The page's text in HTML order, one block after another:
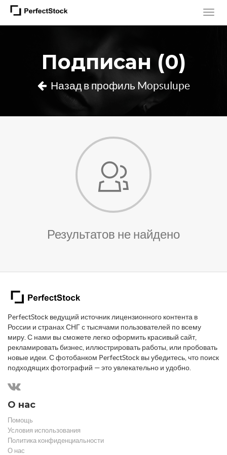
Подписан (0)
Назад в профиль Mopsulupe
Результатов не найдено
PerfectStock ведущий источник лицензионного контента в
России и странах СНГ с тысячами пользователей по всему
миру. С нами вы сможете легко оформить красивый сайт,
рекламировать бизнес, иллюстрировать работы, или пробовать
новые идеи. С фотобанком PerfectStock вы убедитесь, что поиск
подходящих фотографий — это увлекательно и удобно.
О нас
Помощь
Условия использования
Политика конфиденциальности
О нас